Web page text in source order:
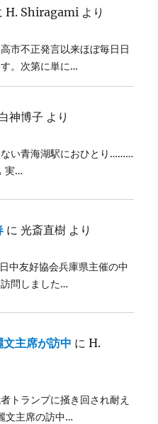
H. Shiragami より
市不正発言以来ほぼ毎日日
。次第に単に…
神博子 より
い青海湖駅におひとり………
実…
に光斎直樹 より
中友好協会兵庫県主催の中
問しました…
主席が訪中 にH.
トランプに掻き回され耐え
文主席の訪中…